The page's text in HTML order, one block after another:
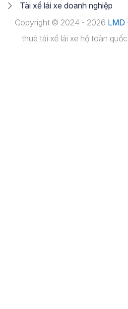
Tài xế lái xe doanh nghiệp
Copyright © 2024 - 2026 LMD
thuê tài xế lái xe hộ toàn